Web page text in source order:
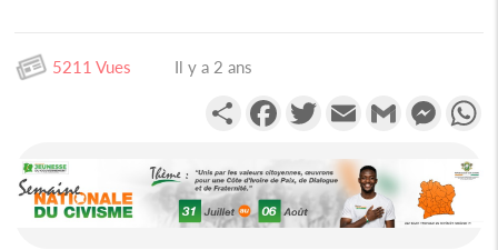
5211 Vues Il y a 2 ans
PartagerFacebookTwitterEmail Gmail